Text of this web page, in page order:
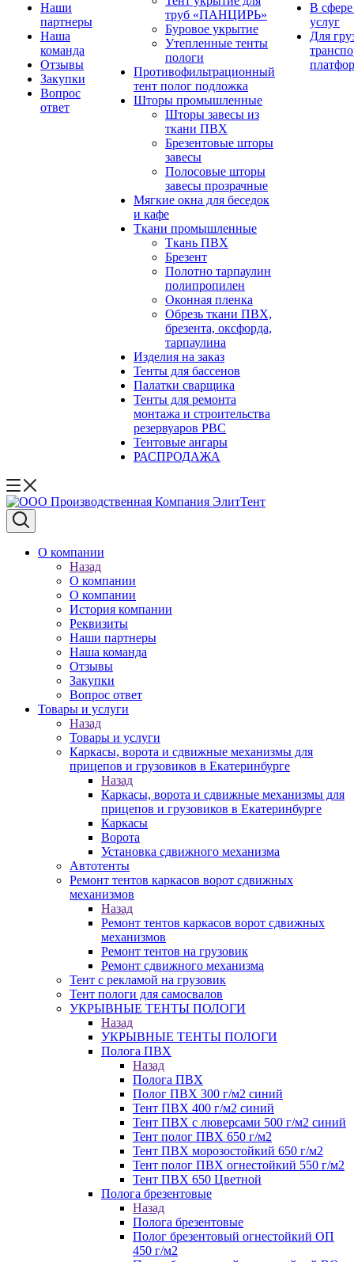
Наши
партнеры
Наша
команда
Отзывы
Закупки
Вопрос
ответ
труб «ПАНЦИРЬ»
Буровое укрытие
Утепленные тенты
пологи
Противофильтрационный
тент полог подложка
Шторы промышленные
Шторы завесы из
ткани ПВХ
Брезентовые шторы
завесы
Полосовые шторы
завесы прозрачные
Мягкие окна для беседок
и кафе
Ткани промышленные
Ткань ПВХ
Брезент
Полотно тарпаулин
полипропилен
Оконная пленка
Обрезь ткани ПВХ,
брезента, оксфорда,
тарпаулина
Изделия на заказ
Тенты для бассенов
Палатки сварщика
Тенты для ремонта
монтажа и строительства
резервуаров РВС
Тентовые ангары
РАСПРОДАЖА
В сфере
услуг
Для
О компании
Назад
О компании
О компании
История компании
Реквизиты
Наши партнеры
Наша команда
Отзывы
Закупки
Вопрос ответ
Товары и услуги
Назад
Товары и услуги
Каркасы, ворота и сдвижные механизмы для
прицепов и грузовиков в Екатеринбурге
Назад
Каркасы, ворота и сдвижные механизмы для
прицепов и грузовиков в Екатеринбурге
Каркасы
Ворота
Установка сдвижного механизма
Автотенты
Ремонт тентов каркасов ворот сдвижных
механизмов
Назад
Ремонт тентов каркасов ворот сдвижных
механизмов
Ремонт тентов на грузовик
Ремонт сдвижного механизма
Тент с рекламой на грузовик
Тент пологи для самосвалов
УКРЫВНЫЕ ТЕНТЫ ПОЛОГИ
Назад
УКРЫВНЫЕ ТЕНТЫ ПОЛОГИ
Полога ПВХ
Назад
Полога ПВХ
Полог ПВХ 300 г/м2 синий
Тент ПВХ 400 г/м2 синий
Тент ПВХ с люверсами 500 г/м2 синий
Тент полог ПВХ 650 г/м2
Тент ПВХ морозостойкий 650 г/м2
Тент полог ПВХ огнестойкий 550 г/м2
Тент ПВХ 650 Цветной
Полога брезентовые
Назад
Полога брезентовые
Полог брезентовый огнестойкий ОП
450 г/м2